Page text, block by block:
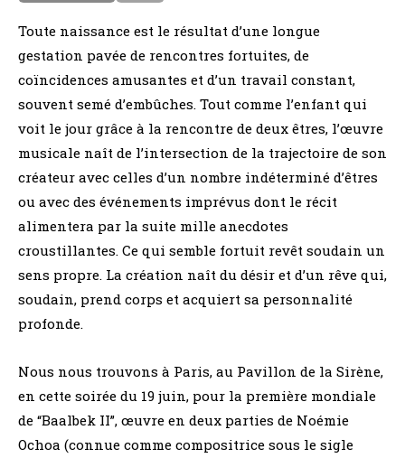
i
s
Toute naissance est le résultat d’une longue
gestation pavée de rencontres fortuites, de
coïncidences amusantes et d’un travail constant,
souvent semé d’embûches. Tout comme l’enfant qui
voit le jour grâce à la rencontre de deux êtres, l’œuvre
musicale naît de l’intersection de la trajectoire de son
créateur avec celles d’un nombre indéterminé d’êtres
ou avec des événements imprévus dont le récit
alimentera par la suite mille anecdotes
croustillantes. Ce qui semble fortuit revêt soudain un
sens propre. La création naît du désir et d’un rêve qui,
soudain, prend corps et acquiert sa personnalité
profonde.
Nous nous trouvons à Paris, au Pavillon de la Sirène,
en cette soirée du 19 juin, pour la première mondiale
de “Baalbek II”, œuvre en deux parties de Noémie
Ochoa (connue comme compositrice sous le sigle